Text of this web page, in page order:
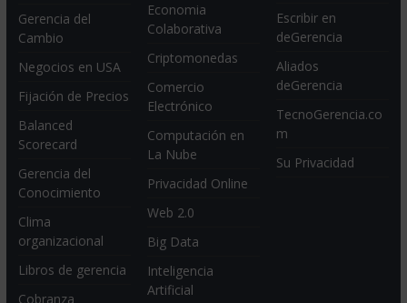
Gerencia del
Cambio
Negocios en USA
Fijación de Precios
Balanced
Scorecard
Gerencia del
Conocimiento
Clima
organizacional
Libros de gerencia
Cobranza
Economia
Colaborativa
Criptomonedas
Comercio
Electrónico
Computación en
La Nube
Privacidad Online
Web 2.0
Big Data
Inteligencia
Artificial
Escribir en
deGerencia
Aliados
deGerencia
TecnoGerencia.co
m
Su Privacidad